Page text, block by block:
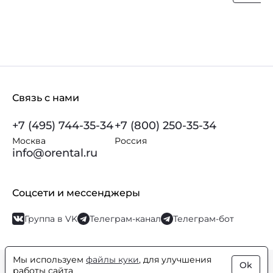
Связь с нами
+7 (495) 744-35-34
Москва
+7 (800) 250-35-34
Россия
info@orental.ru
Соцсети и мессенджеры
Группа в VK Телеграм-канал Телеграм-бот
© Orental.ru 2007–2026Интернет-магазин парфюмерии и
Мы используем файлы куки, для улучшения
работы сайта
Ok